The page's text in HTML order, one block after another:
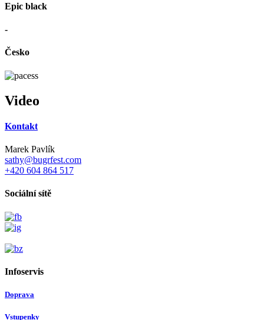
Epic black
-
Česko
Video
Kontakt
Marek Pavlík
sathy@bugrfest.com
+420 604 864 517
Sociální sítě
Infoservis
Doprava
Vstupenky